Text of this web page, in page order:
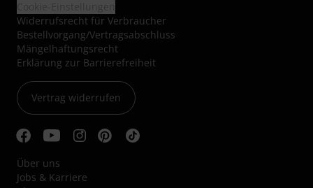
Widerrufsrecht für Verbraucher
Bestellvorgang/Vertragsabschluss
Mängelhaftungsrecht
Erklärung zur Barrierefreiheit
Vertrag widerrufen
Über uns
Jobs & Karriere